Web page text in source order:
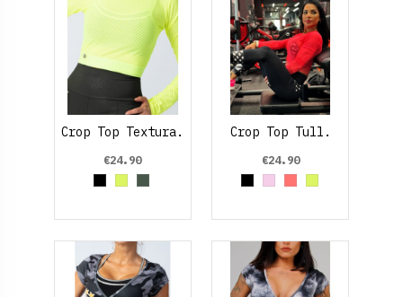
Crop Top Textura.
€24.90
BlackAmarillo Neon
Verde Oliva
Crop Top Tull.
€24.90
BlackRosa palo
Rosa Fluor
Amarillo